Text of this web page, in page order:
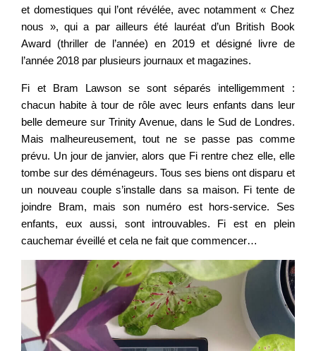
et domestiques qui l’ont révélée, avec notamment « Chez
nous », qui a par ailleurs été lauréat d’un British Book
Award (thriller de l’année) en 2019 et désigné livre de
l’année 2018 par plusieurs journaux et magazines.
Fi et Bram Lawson se sont séparés intelligemment :
chacun habite à tour de rôle avec leurs enfants dans leur
belle demeure sur Trinity Avenue, dans le Sud de Londres.
Mais malheureusement, tout ne se passe pas comme
prévu. Un jour de janvier, alors que Fi rentre chez elle, elle
tombe sur des déménageurs. Tous ses biens ont disparu et
un nouveau couple s’installe dans sa maison. Fi tente de
joindre Bram, mais son numéro est hors-service. Ses
enfants, eux aussi, sont introuvables. Fi est en plein
cauchemar éveillé et cela ne fait que commencer…